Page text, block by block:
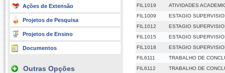
Ações de Extensão
Projetos de Pesquisa
Projetos de Ensino
Documentos
Outras Opções
FIL1019
ATIVIDADES
FIL1009
ESTAGIO
FIL1012
ESTAGIO
FIL1015
ESTAGIO
FIL1018
ESTAGIO
FIL6111
TRABALHO DE
FIL6112
TRABALHO DE